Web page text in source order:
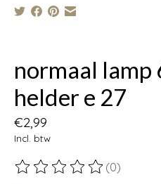
normaal lamp
helder e 27
€2,99
Incl. btw
De beoordeling van dit
(0)